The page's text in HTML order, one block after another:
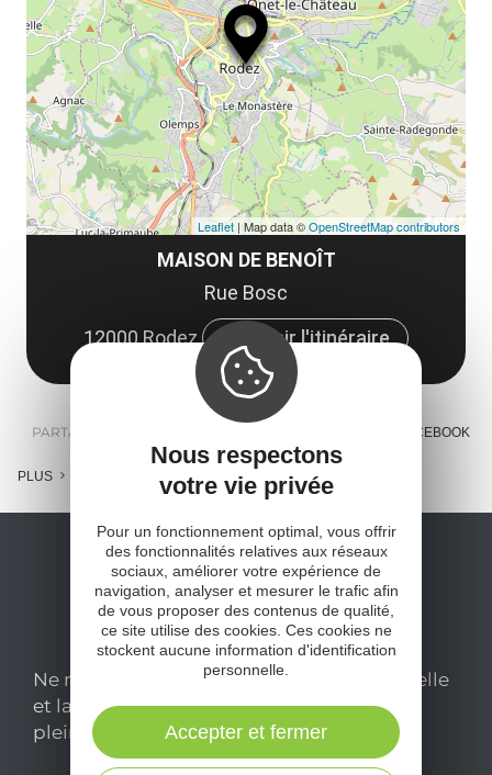
MAISON DE BENOÎT
Rue Bosc
12000 Rodez
Obtenir l'itinéraire
Leaflet | Map data ©OpenStreetMap contributors
PARTAGER : FACEBOOK
PLUS
Ne manquez pas notre newsletter mensuelle
et laissez-vous inspirer pour profiter
pleinement de votre séjour en Aveyron.
Nous respectons
votre vie privée
Pour un fonctionnement optimal, vous offrir
des fonctionnalités relatives aux réseaux
sociaux, améliorer votre expérience de
navigation, analyser et mesurer le trafic afin
de vous proposer des contenus de qualité,
ce site utilise des cookies. Ces cookies ne
stockent aucune information d'identification
personnelle.
Accepter et fermer